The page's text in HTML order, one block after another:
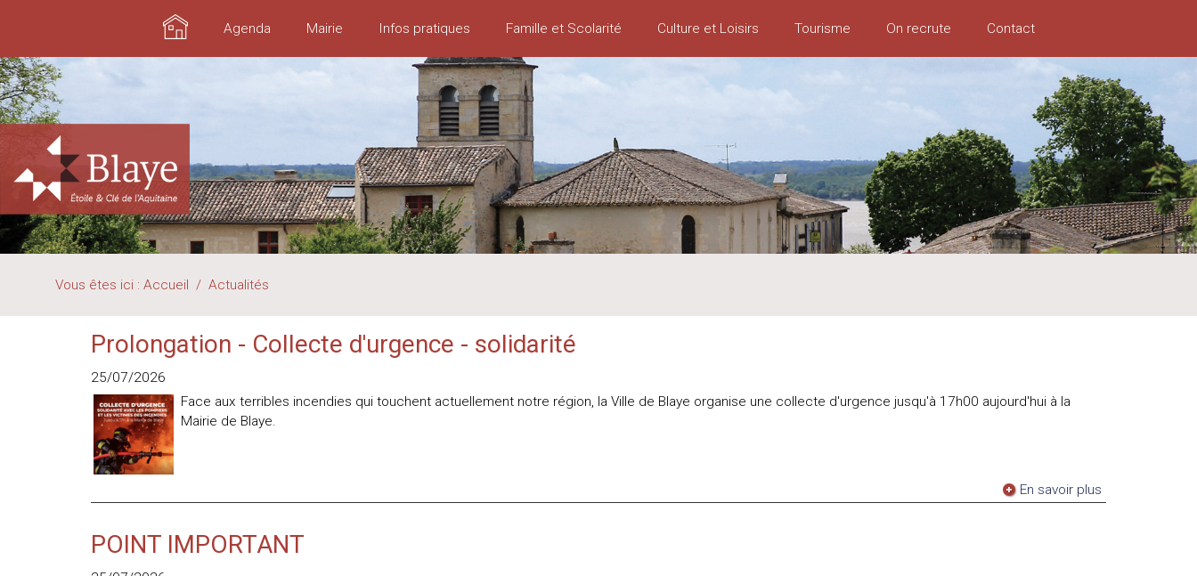
Accueil Agenda Mairie Infos pratiques Famille et Scolarité Culture et Loisirs Tourisme On recrute Contact
Vous êtes ici : Accueil / Actualités
Prolongation - Collecte d'urgence - solidarité
25/07/2026
Face aux terribles incendies qui touchent actuellement notre région, la Ville de Blaye organise une collecte d'urgence jusqu'à 17h00 aujourd'hui à la
Mairie de Blaye.
En savoir plus
POINT IMPORTANT